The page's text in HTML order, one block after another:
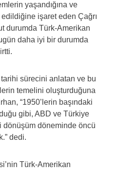
yaşandığına ve
işaret eden Çağrı
durumda Türk-Amerikan
daha iyi bir durumda
sürecini anlatan ve bu
temelini oluşturduğuna
“1950’lerin başındaki
gibi, ABD ve Türkiye
dönüşüm döneminde öncü
dedi.
Türk-Amerikan